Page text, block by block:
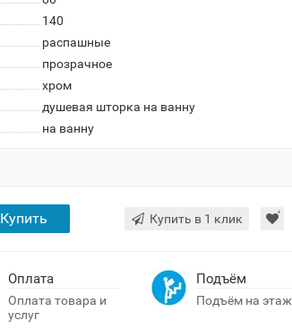
140
распашные
прозрачное
хром
душевая шторка на ванну
на ванну
Купить Купить в 1 клик
Оплата
Оплата товара и
услуг
Подъём
Подъём на этаж